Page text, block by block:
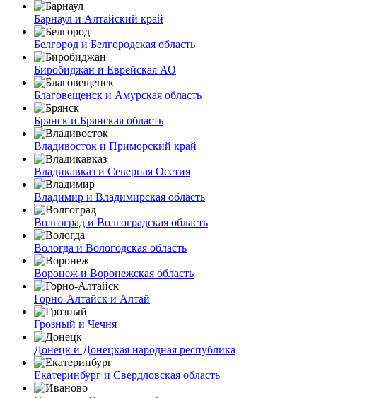
Барнаул и Алтайский край
Белгород и Белгородская область
Биробиджан и Еврейская АО
Благовещенск и Амурская область
Брянск и Брянская область
Владивосток и Приморский край
Владикавказ и Северная Осетия
Владимир и Владимирская область
Волгоград и Волгоградская область
Вологда и Вологодская область
Воронеж и Воронежская область
Горно-Алтайск и Алтай
Грозный и Чечня
Донецк и Донецкая народная республика
Екатеринбург и Свердловская область